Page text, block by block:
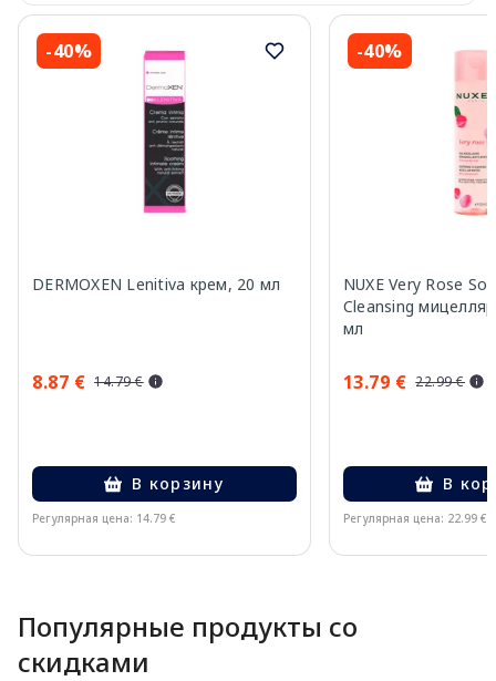
-40%
DERMOXEN Lenitiva крем, 20 мл
8.87 € 14.79 €
В корзину
Регулярная цена: 14.79 €
-40%
NUXE Very Rose
Cleansing
мл
13.79 € 22.99 €
В
Регулярная цена: 22.99 €
Популярные продукты со
скидками